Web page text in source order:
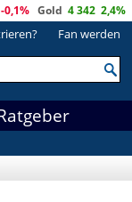
-0,1% Gold 4 342 2,4%
Fan werden